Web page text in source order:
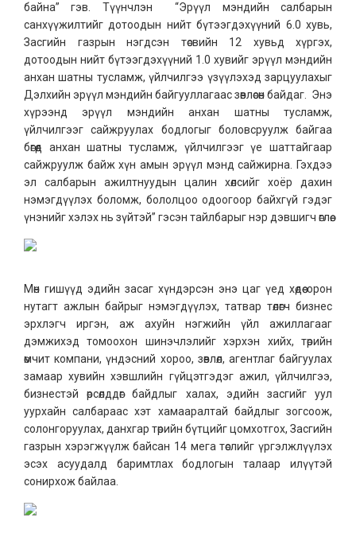
байна” гэв. Түүнчлэн “Эрүүл мэндийн салбарын
санхүүжилтийг дотоодын нийт бүтээгдэхүүний 6.0 хувь,
Засгийн газрын нэгдсэн төсвийн 12 хувьд хүргэх,
дотоодын нийт бүтээгдэхүүний 1.0 хувийг эрүүл мэндийн
анхан шатны тусламж, үйлчилгээ үзүүлэхэд зарцуулахыг
Дэлхийн эрүүл мэндийн байгууллагаас зөвлөсөн байдаг. Энэ
хүрээнд эрүүл мэндийн анхан шатны тусламж,
үйлчилгээг сайжруулах бодлогыг боловсруулж байгаа
бөгөөд анхан шатны тусламж, үйлчилгээг үе шаттайгаар
сайжруулж байж хүн амын эрүүл мэнд сайжирна. Гэхдээ
эл салбарын ажилтнуудын цалин хөлсийг хоёр дахин
нэмэгдүүлэх боломж, бололцоо одоогоор байхгүй гэдэг
үнэнийг хэлэх нь зүйтэй” гэсэн тайлбарыг нэр дэвшигч өглөө.
Мөн гишүүд эдийн засаг хүндэрсэн энэ цаг үед хөдөө орон
нутагт ажлын байрыг нэмэгдүүлэх, татвар төлөгч бизнес
эрхлэгч иргэн, аж ахуйн нэгжийн үйл ажиллагааг
дэмжихэд томоохон шинэчлэлийг хэрхэн хийх, төрийн
өмчит компани, үндэсний хороо, зөвлөл, агентлаг байгуулах
замаар хувийн хэвшлийн гүйцэтгэдэг ажил, үйлчилгээ,
бизнестэй өрсөлддөг байдлыг халах, эдийн засгийг уул
уурхайн салбараас хэт хамааралтай байдлыг зогсоож,
солонгоруулах, данхгар төрийн бүтцийг цомхотгох, Засгийн
газрын хэрэгжүүлж байсан 14 мега төслийг үргэлжлүүлэх
эсэх асуудалд баримтлах бодлогын талаар илүүтэй
сонирхож байлаа.